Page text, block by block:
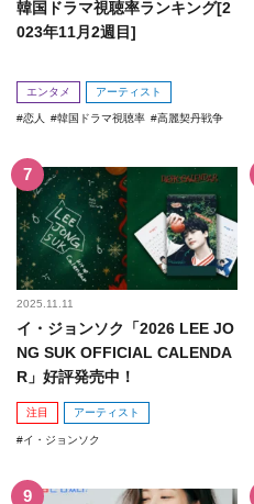
韓国ドラマ視聴率ランキング[2
023年11月2週目]
エンタメ アーティスト
恋人 韓国ドラマ視聴率 高麗契丹戦争
2025.11.11
イ・ジョンソク「2026 LEE JO
NG SUK OFFICIAL CALENDA
R」好評発売中！
注目 アーティスト
イ・ジョンソク